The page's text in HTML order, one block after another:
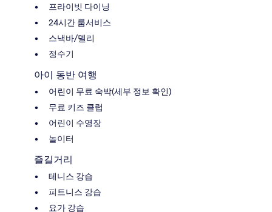
프라이빗 다이닝
24시간 룸서비스
스낵바/델리
정수기
아이 동반 여행
어린이 무료 숙박(세부 정보 확인)
무료 키즈 클럽
어린이 수영장
놀이터
즐길거리
테니스 강습
피트니스 강습
요가 강습